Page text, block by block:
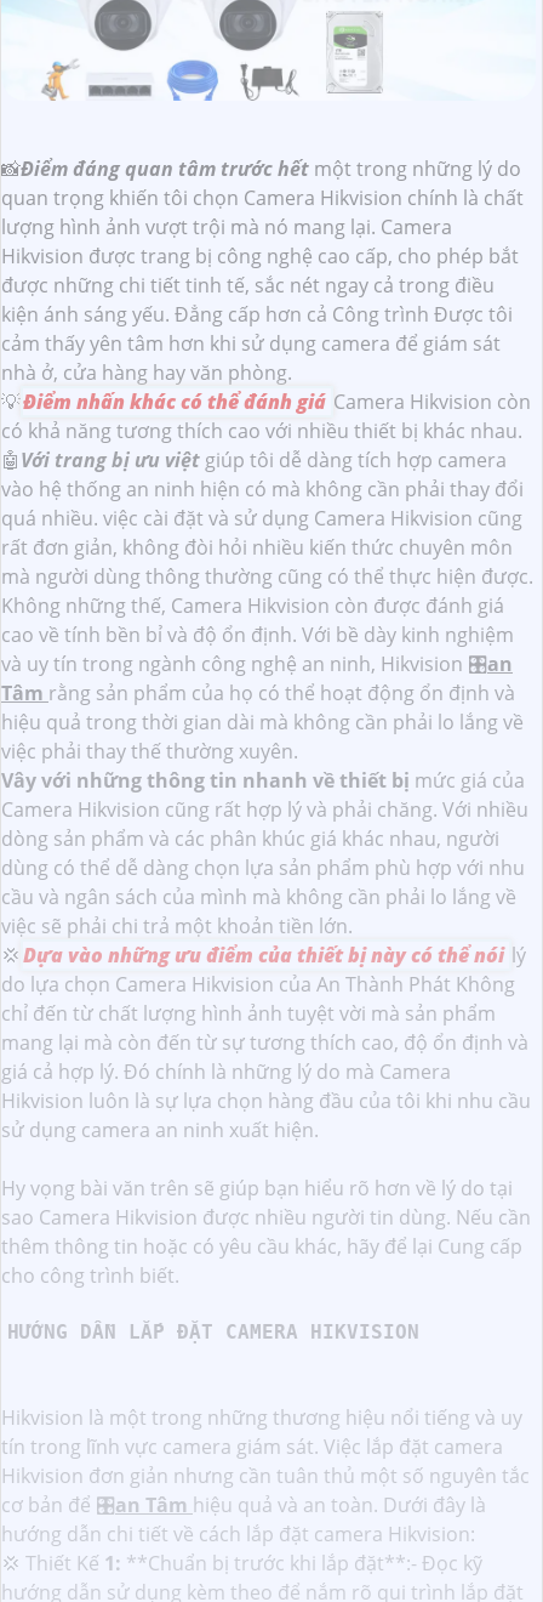
📸Điểm đáng quan tâm trước hết một trong những lý do
quan trọng khiến tôi chọn Camera Hikvision chính là chất
lượng hình ảnh vượt trội mà nó mang lại. Camera
Hikvision được trang bị công nghệ cao cấp, cho phép bắt
được những chi tiết tinh tế, sắc nét ngay cả trong điều
kiện ánh sáng yếu. Đẳng cấp hơn cả Công trình Được tôi
cảm thấy yên tâm hơn khi sử dụng camera để giám sát
nhà ở, cửa hàng hay văn phòng.
💡Điểm nhấn khác có thể đánh giá Camera Hikvision còn
có khả năng tương thích cao với nhiều thiết bị khác nhau.
🤖️Với trang bị ưu việt giúp tôi dễ dàng tích hợp camera
vào hệ thống an ninh hiện có mà không cần phải thay đổi
quá nhiều. việc cài đặt và sử dụng Camera Hikvision cũng
rất đơn giản, không đòi hỏi nhiều kiến thức chuyên môn
mà người dùng thông thường cũng có thể thực hiện được.
Không những thế, Camera Hikvision còn được đánh giá
cao về tính bền bỉ và độ ổn định. Với bề dày kinh nghiệm
và uy tín trong ngành công nghệ an ninh, Hikvision 🎛an
Tâm rằng sản phẩm của họ có thể hoạt động ổn định và
hiệu quả trong thời gian dài mà không cần phải lo lắng về
việc phải thay thế thường xuyên.
Vây với những thông tin nhanh về thiết bị mức giá của
Camera Hikvision cũng rất hợp lý và phải chăng. Với nhiều
dòng sản phẩm và các phân khúc giá khác nhau, người
dùng có thể dễ dàng chọn lựa sản phẩm phù hợp với nhu
cầu và ngân sách của mình mà không cần phải lo lắng về
việc sẽ phải chi trả một khoản tiền lớn.
💢Dựa vào những ưu điểm của thiết bị này có thể nói lý
do lựa chọn Camera Hikvision của An Thành Phát Không
chỉ đến từ chất lượng hình ảnh tuyệt vời mà sản phẩm
mang lại mà còn đến từ sự tương thích cao, độ ổn định và
giá cả hợp lý. Đó chính là những lý do mà Camera
Hikvision luôn là sự lựa chọn hàng đầu của tôi khi nhu cầu
sử dụng camera an ninh xuất hiện.
Hy vọng bài văn trên sẽ giúp bạn hiểu rõ hơn về lý do tại
sao Camera Hikvision được nhiều người tin dùng. Nếu cần
thêm thông tin hoặc có yêu cầu khác, hãy để lại Cung cấp
cho công trình biết.
HƯỚNG DẪN LẮP ĐẶT CAMERA HIKVISION
Hikvision là một trong những thương hiệu nổi tiếng và uy
tín trong lĩnh vực camera giám sát. Việc lắp đặt camera
Hikvision đơn giản nhưng cần tuân thủ một số nguyên tắc
cơ bản để 🎛an Tâm hiệu quả và an toàn. Dưới đây là
hướng dẫn chi tiết về cách lắp đặt camera Hikvision:
💢 Thiết Kế 1: **Chuẩn bị trước khi lắp đặt**:- Đọc kỹ
hướng dẫn sử dụng kèm theo để nắm rõ qui trình lắp đặt